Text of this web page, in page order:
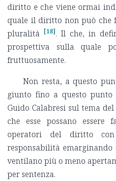
diritto e che viene ormai
quale il diritto non può che
pluralità [18]. Il che, in
prospettiva sulla quale
fruttuosamente.
Non resta, a questo
giunto fino a questo
Guido Calabresi sul tema
che esse possano
operatori del diritto con
responsabilità emarginando
ventilano più o meno
per sentenza.